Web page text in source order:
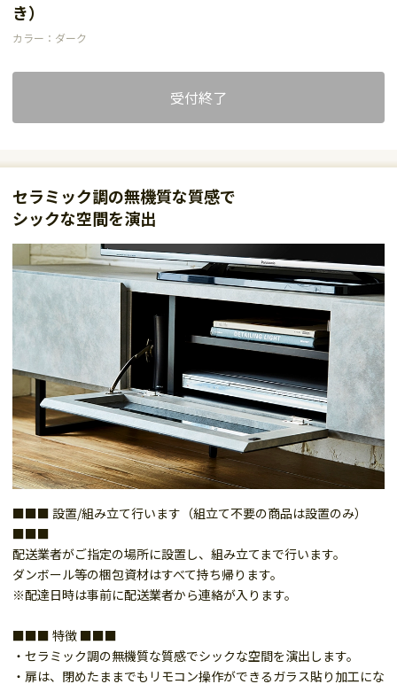
き）
カラー：ダーク
受付終了
セラミック調の無機質な質感で
シックな空間を演出
■■■ 設置/組み立て行います（組立て不要の商品は設置のみ）
■■■
配送業者がご指定の場所に設置し、組み立てまで行います。
ダンボール等の梱包資材はすべて持ち帰ります。
※配達日時は事前に配送業者から連絡が入ります。
■■■ 特徴 ■■■
・セラミック調の無機質な質感でシックな空間を演出します。
・扉は、閉めたままでもリモコン操作ができるガラス貼り加工にな